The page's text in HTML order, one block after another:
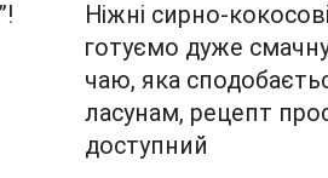
Ніжні сирно-
готуємо дуже
чаю, яка
ласунам, рецепт
доступний